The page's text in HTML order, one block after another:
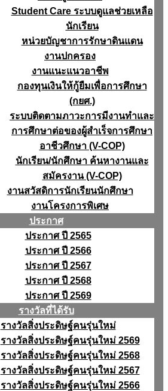
Student Care ระบบดูแลช่วยเหลือ
นักเรียน
หน่วยบัญชาการรักษาดินแดน
งานปกครอง
งานแนะแนวอาชีพ
กองทุนเงินให้กู้ยืมเพื่อการศึกษา
(กยศ.)
ระบบติดตามภาวะการมีงานทำและ
การศึกษาต่อของผู้สำเร็จการศึกษา
อาชีวศึกษา (V-COP)
นักเรียน/นักศึกษา ค้นหางานและ
สมัครงาน (V-COP)
งานสวัสดิการนักเรียนนักศึกษา
งานโครงการพิเศษ
ประกาศ
ประกาศ ปี 2565
ประกาศ ปี 2566
ประกาศ ปี 2567
ประกาศ ปี 2568
ประกาศ ปี 2569
รางวัลที่ได้รับ
รางวัลสิ่งประดิษฐ์คนรุ่นใหม่
รางวัลสิ่งประดิษฐ์คนรุ่นใหม่ 2569
รางวัลสิ่งประดิษฐ์คนรุ่นใหม่ 2568
รางวัลสิ่งประดิษฐ์คนรุ่นใหม่ 2567
รางวัลสิ่งประดิษฐ์คนรุ่นใหม่ 2566